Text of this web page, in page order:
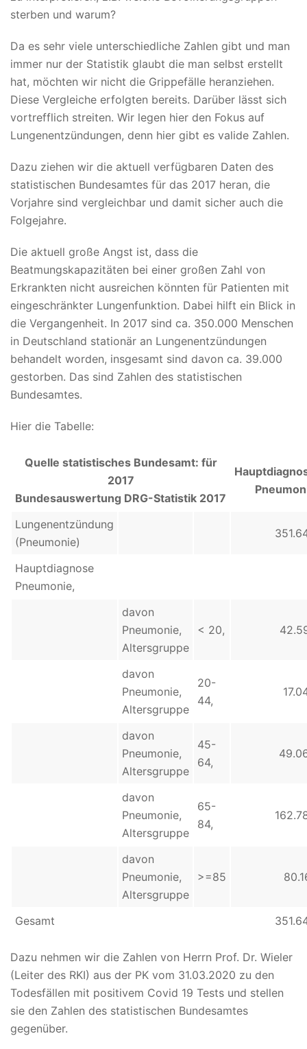
sterben und warum?
Da es sehr viele unterschiedliche Zahlen gibt und man
immer nur der Statistik glaubt die man selbst erstellt
hat, möchten wir nicht die Grippefälle heranziehen.
Diese Vergleiche erfolgten bereits. Darüber lässt sich
vortrefflich streiten. Wir legen hier den Fokus auf
Lungenentzündungen, denn hier gibt es valide Zahlen.
Dazu ziehen wir die aktuell verfügbaren Daten des
statistischen Bundesamtes für das 2017 heran, die
Vorjahre sind vergleichbar und damit sicher auch die
Folgejahre.
Die aktuell große Angst ist, dass die
Beatmungskapazitäten bei einer großen Zahl von
Erkrankten nicht ausreichen könnten für Patienten mit
eingeschränkter Lungenfunktion. Dabei hilft ein Blick in
die Vergangenheit. In 2017 sind ca. 350.000 Menschen
in Deutschland stationär an Lungenentzündungen
behandelt worden, insgesamt sind davon ca. 39.000
gestorben. Das sind Zahlen des statistischen
Bundesamtes.
Hier die Tabelle:
Quelle statistisches Bundesamt: für
2017
Bundesauswertung DRG-Statistik 2017
Lungenentzündung
(Pneumonie)
Hauptdiagnose
Pneumonie,
davon
Pneumonie,
Altersgruppe
< 20,
davon
Pneumonie,
Altersgruppe
20-
44,
davon
Pneumonie,
Altersgruppe
45-
64,
davon
Pneumonie,
Altersgruppe
65-
84,
davon
Pneumonie,
Altersgruppe
>=85
Gesamt
Dazu nehmen wir die Zahlen von Herrn Prof. Dr. Wieler
(Leiter des RKI) aus der PK vom 31.03.2020 zu den
Todesfällen mit positivem Covid 19 Tests und stellen
sie den Zahlen des statistischen Bundesamtes
gegenüber.